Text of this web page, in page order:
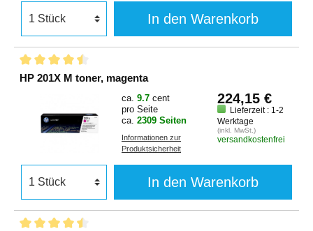
In den Warenkorb
HP 201X M toner, magenta
ca. 9.7 cent
pro Seite
ca. 2309 Seiten
Informationen zur
Produktsicherheit
224,15 €
Lieferzeit : 1-2
Werktage
(inkl. MwSt.)
versandkostenfrei
In den Warenkorb